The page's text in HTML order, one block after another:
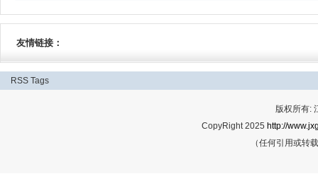
友情链接：
RSS Tags
版权所有:
CopyRight 2025 http://
（任何引用或转